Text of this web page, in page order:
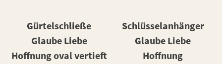
Gürtelschließe
Glaube Liebe
Hoffnung oval vertieft
Schlüsselanhänger
Glaube Liebe
Hoffnung